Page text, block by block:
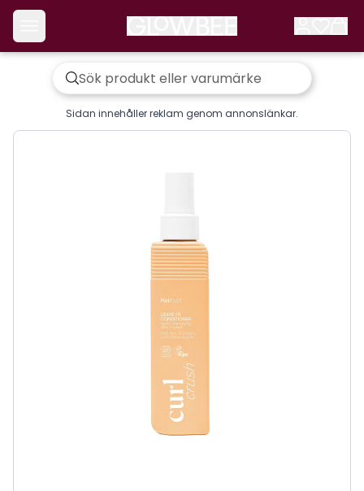
Sidan innehåller reklam genom annonslänkar.